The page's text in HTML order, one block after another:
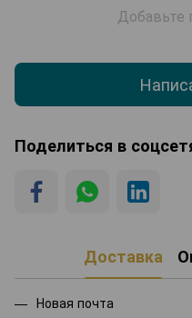
Добавьте
Поделиться в
Доставка
Новая почта